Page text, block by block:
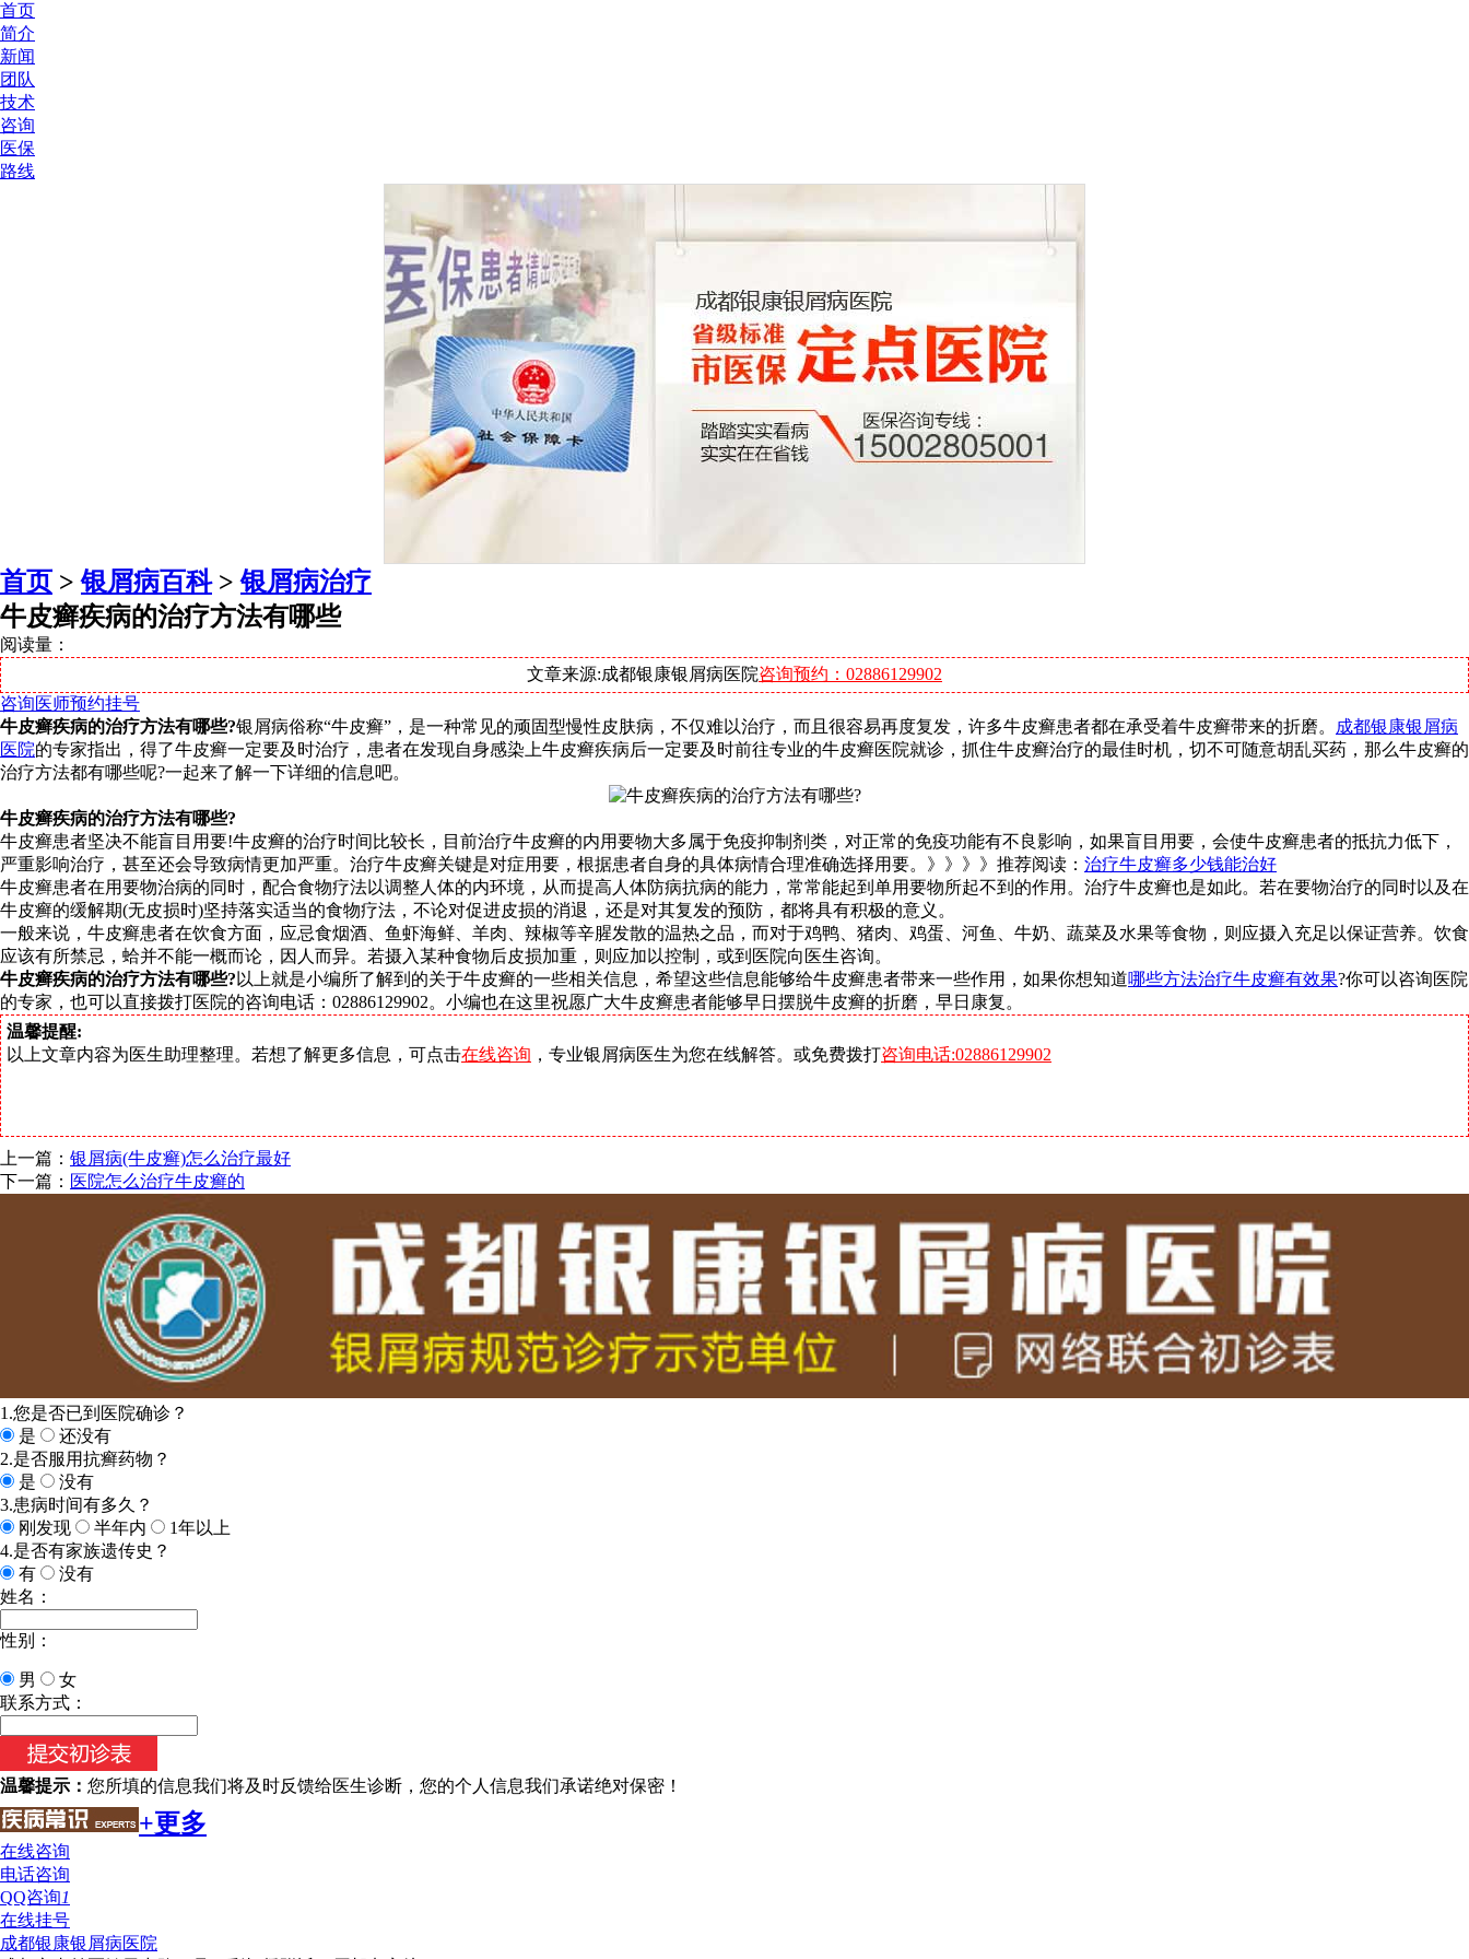
首页
简介
新闻
团队
技术
咨询
医保
路线
首页 >银屑病百科>银屑病治疗
牛皮癣疾病的治疗方法有哪些
阅读量：
文章来源:成都银康银屑病医院咨询预约：02886129902
咨询医师预约挂号
牛皮癣疾病的治疗方法有哪些?银屑病俗称“牛皮癣”，是一种常见的顽固型慢性皮肤病，不仅难以治疗，而且很容易再度复发，许多牛皮癣患者都在承受着牛皮癣带来的折磨。
成都银康银屑病
医院的专家指出，得了牛皮癣一定要及时治疗，患者在发现自身感染上牛皮癣疾病后一定要及时前往专业的牛皮癣医院就诊，抓住牛皮癣治疗的最佳时机，切不可随意胡乱买药，那么牛皮癣的
治疗方法都有哪些呢?一起来了解一下详细的信息吧。
牛皮癣疾病的治疗方法有哪些?
牛皮癣患者坚决不能盲目用要!牛皮癣的治疗时间比较长，目前治疗牛皮癣的内用要物大多属于免疫抑制剂类，对正常的免疫功能有不良影响，如果盲目用要，会使牛皮癣患者的抵抗力低下，
严重影响治疗，甚至还会导致病情更加严重。治疗牛皮癣关键是对症用要，根据患者自身的具体病情合理准确选择用要。》》》》推荐阅读： 治疗牛皮癣多少钱能治好
牛皮癣患者在用要物治病的同时，配合食物疗法以调整人体的内环境，从而提高人体防病抗病的能力，常常能起到单用要物所起不到的作用。治疗牛皮癣也是如此。若在要物治疗的同时以及在
牛皮癣的缓解期(无皮损时)坚持落实适当的食物疗法，不论对促进皮损的消退，还是对其复发的预防，都将具有积极的意义。
一般来说，牛皮癣患者在饮食方面，应忌食烟酒、鱼虾海鲜、羊肉、辣椒等辛腥发散的温热之品，而对于鸡鸭、猪肉、鸡蛋、河鱼、牛奶、蔬菜及水果等食物，则应摄入充足以保证营养。饮食
应该有所禁忌，蛤并不能一概而论，因人而异。若摄入某种食物后皮损加重，则应加以控制，或到医院向医生咨询。
牛皮癣疾病的治疗方法有哪些? 以上就是小编所了解到的关于牛皮癣的一些相关信息，希望这些信息能够给牛皮癣患者带来一些作用，如果你想知道哪些方法治疗牛皮癣有效果?你可以咨询医院
的专家，也可以直接拨打医院的咨询电话：02886129902。小编也在这里祝愿广大牛皮癣患者能够早日摆脱牛皮癣的折磨，早日康复。
温馨提醒:
以上文章内容为医生助理整理。若想了解更多信息，可点击在线咨询 ，专业银屑病医生为您在线解答。或免费拨打咨询电话:02886129902
上一篇： 银屑病(牛皮癣)怎么治疗最好
下一篇： 医院怎么治疗牛皮癣的
1.您是否已到医院确诊？
是
还没有
2.是否服用抗癣药物？
是
没有
3.患病时间有多久？
刚发现
半年内
1年以上
4.是否有家族遗传史？
有
没有
姓名：
性别：
男
女
联系方式：
温馨提示： 您所填的信息我们将及时反馈给医生诊断，您的个人信息我们承诺绝对保密！
+更多
在线咨询
电话咨询
QQ咨询1
在线挂号
成都银康银屑病医院